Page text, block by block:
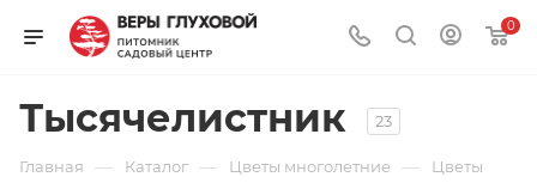
0
Тысячелистник 23
Главная — Каталог — Цветы многолетние — Цветы